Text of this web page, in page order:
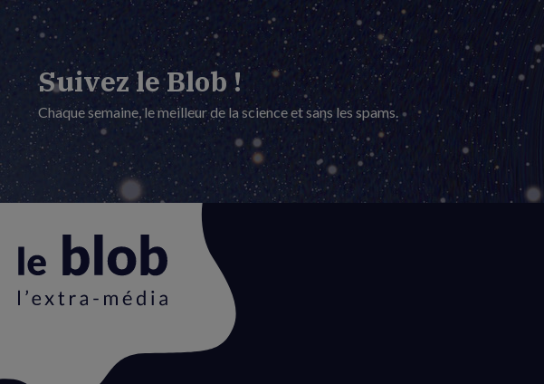
Suivez le Blob !
Chaque semaine, le meilleur de la science et sans les spams.